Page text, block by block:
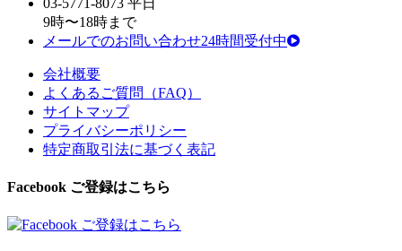
9時〜18時まで
メールでのお問い合わせ24時間受付中
会社概要
よくあるご質問（FAQ）
サイトマップ
プライバシーポリシー
特定商取引法に基づく表記
Facebook ご登録はこちら